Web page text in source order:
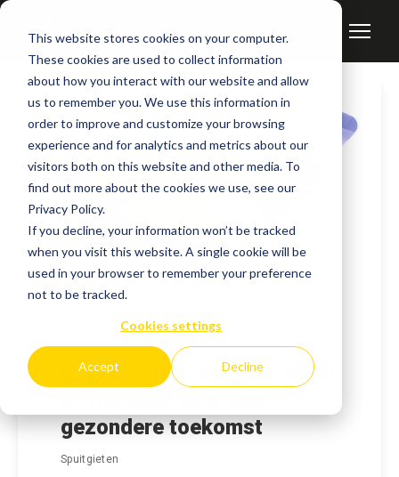
This website stores cookies on your computer.
These cookies are used to collect information
about how you interact with our website and allow
us to remember you. We use this information in
order to improve and customize your browsing
experience and for analytics and metrics about our
visitors both on this website and other media. To
find out more about the cookies we use, see our
Privacy Policy.
If you decline, your information won’t be tracked
when you visit this website. A single cookie will be
used in your browser to remember your preference
not to be tracked.
Cookies settings
Accept Decline
WAVZ & QDP: een duurzame
gezondere toekomst
Spuitgieten